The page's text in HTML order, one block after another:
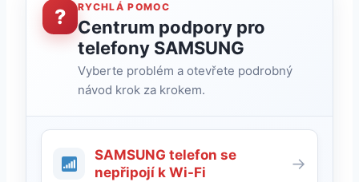
? RYCHLÁ POMOC
Centrum podpory pro
telefony SAMSUNG
Vyberte problém a otevřete podrobný
návod krok za krokem.
SAMSUNG telefon se
nepřipojí k Wi-Fi
→